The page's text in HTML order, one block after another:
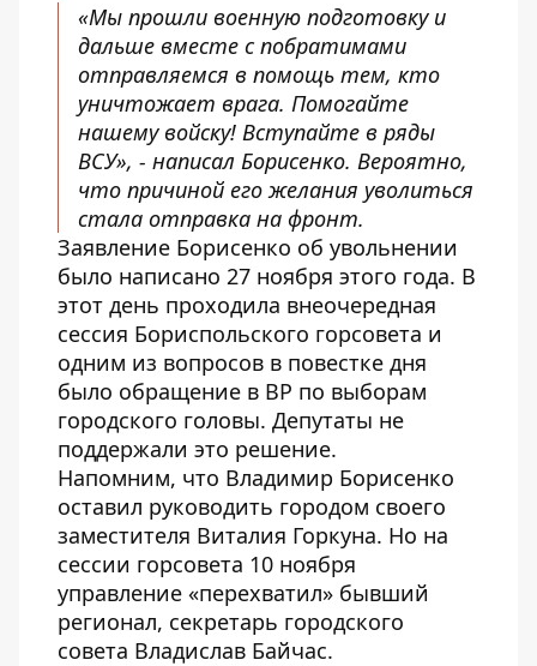
«Мы прошли военную подготовку и
дальше вместе с побратимами
отправляемся в помощь тем, кто
уничтожает врага. Помогайте
нашему войску! Вступайте в ряды
ВСУ», - написал Борисенко. Вероятно,
что причиной его желания уволиться
стала отправка на фронт.
Заявление Борисенко об увольнении
было написано 27 ноября этого года. В
этот день проходила внеочередная
сессия Бориспольского горсовета и
одним из вопросов в повестке дня
было обращение в ВР по выборам
городского головы. Депутаты не
поддержали это решение.
Напомним, что Владимир Борисенко
оставил руководить городом своего
заместителя Виталия Горкуна. Но на
сессии горсовета 10 ноября
управление «перехватил» бывший
регионал, секретарь городского
совета Владислав Байчас.